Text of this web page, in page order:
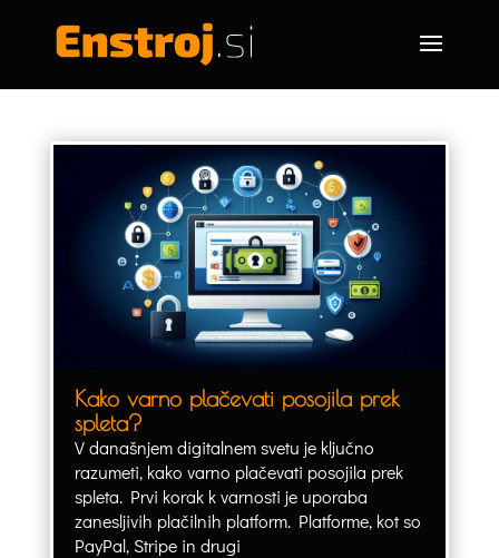
Kako varno plačevati posojila prek
spleta?
V današnjem digitalnem svetu je ključno
razumeti, kako varno plačevati posojila prek
spleta. Prvi korak k varnosti je uporaba
zanesljivih plačilnih platform. Platforme, kot so
PayPal, Stripe in drugi